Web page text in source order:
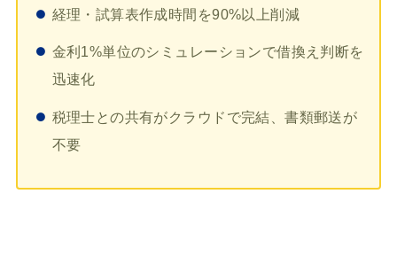
経理・試算表作成時間を90%以上削減
金利1%単位のシミュレーションで借換え判断を
迅速化
税理士との共有がクラウドで完結、書類郵送が
不要